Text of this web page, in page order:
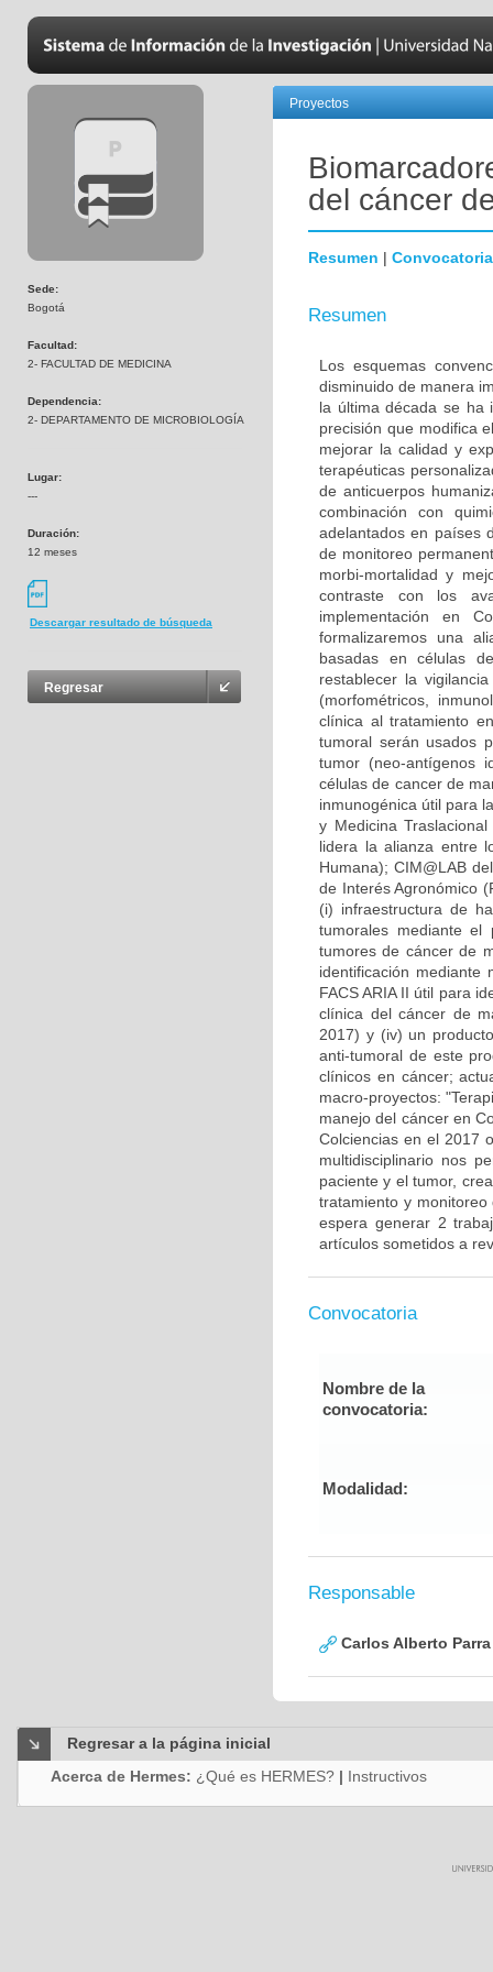
Sede:
Bogotá
Facultad:
2- FACULTAD DE MEDICINA
Dependencia:
2- DEPARTAMENTO DE MICROBIOLOGÍA
Lugar:
---
Duración:
12 meses
Descargar resultado de búsqueda
Regresar
Proyectos
del cáncer
Resumen | Convocatoria
Resumen
Los esquemas
disminuido de manera
la última década se ha
precisión que modifica
mejorar la calidad y
terapéuticas
de anticuerpos
combinación con
adelantados en países
de monitoreo
morbi-mortalidad y
contraste con los
implementación en
formalizaremos una
basadas en células
restablecer la
(morfométricos,
clínica al tratamiento
tumoral serán usados
tumor (neo-antígenos
células de cancer de
inmunogénica útil para
y Medicina
lidera la alianza entre
Humana); CIM@LAB
de Interés Agronómico
(i) infraestructura de
tumorales mediante el
tumores de cáncer de
identificación
FACS ARIA II útil para
clínica del cáncer de
2017) y (iv) un
anti-tumoral de este
clínicos en cáncer;
macro-proyectos:
manejo del cáncer en
Colciencias en el 2017
multidisciplinario nos
paciente y el tumor,
tratamiento y
espera generar 2
artículos sometidos a
Convocatoria
Nombre de la
convocatoria:
Modalidad:
Responsable
Carlos Alberto
Regresar a la página inicial
Acerca de Hermes: ¿Qué es HERMES? | Instructivos